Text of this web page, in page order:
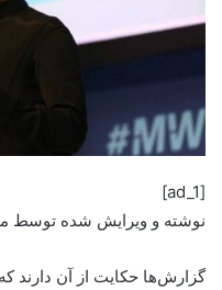
[ad_1]
نوشته و ویرایش شده توسط
گزارش‌ها حکایت از آن دارند